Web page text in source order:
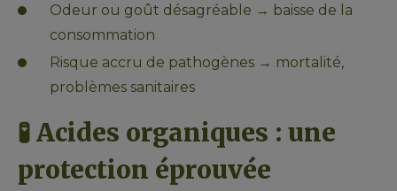
Odeur ou goût désagréable → baisse de la
consommation
Risque accru de pathogènes → mortalité,
problèmes sanitaires
🧪 Acides organiques : une
protection éprouvée